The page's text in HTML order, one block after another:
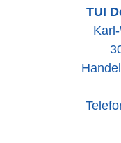
TUI